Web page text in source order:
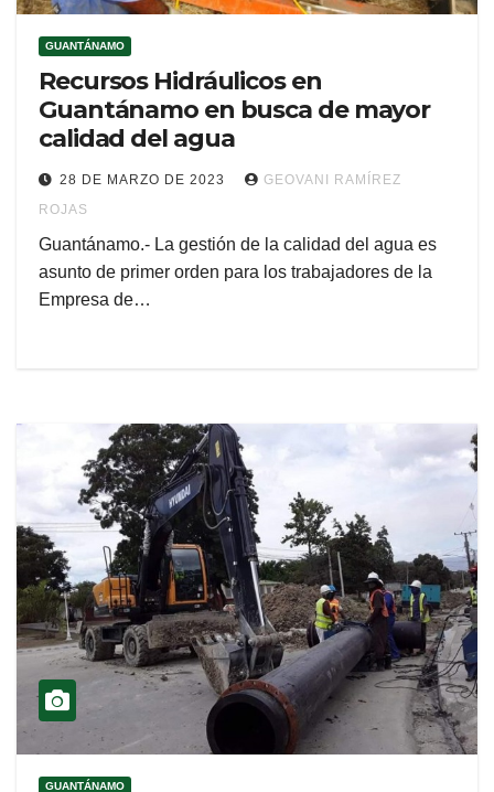
GUANTÁNAMO
Recursos Hidráulicos en
Guantánamo en busca de mayor
calidad del agua
28 DE MARZO DE 2023
GEOVANI RAMÍREZ
ROJAS
Guantánamo.- La gestión de la calidad del agua es
asunto de primer orden para los trabajadores de la
Empresa de…
GUANTÁNAMO